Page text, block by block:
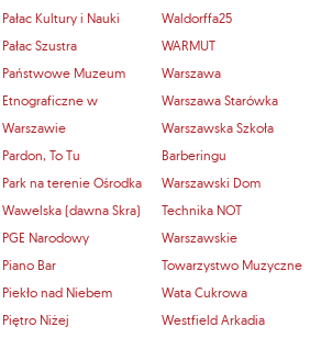
Pałac Kultury i Nauki
Pałac Szustra
Państwowe Muzeum
Etnograficzne w
Warszawie
Pardon, To Tu
Park na terenie Ośrodka
Wawelska (dawna Skra)
PGE Narodowy
Piano Bar
Piekło nad Niebem
Piętro Niżej
Waldorffa25
WARMUT
Warszawa
Warszawa Starówka
Warszawska Szkoła
Barberingu
Warszawski Dom
Technika NOT
Warszawskie
Towarzystwo Muzyczne
Wata Cukrowa
Westfield Arkadia